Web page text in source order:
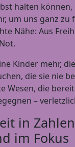
halten
um uns ganz zu
Nähe: Aus
Kinder mehr,
die sie nie
Wesen, die
–
in
im Fokus